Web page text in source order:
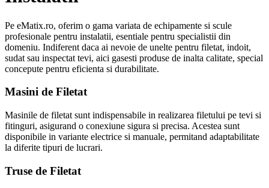
Pe eMatix.ro, oferim o gama variata de echipamente si scule
profesionale pentru instalatii, esentiale pentru specialistii din
domeniu. Indiferent daca ai nevoie de unelte pentru filetat, indoit,
sudat sau inspectat tevi, aici gasesti produse de inalta calitate, special
concepute pentru eficienta si durabilitate.
Masini de Filetat
Masinile de filetat sunt indispensabile in realizarea filetului pe tevi si
fitinguri, asigurand o conexiune sigura si precisa. Acestea sunt
disponibile in variante electrice si manuale, permitand adaptabilitate
la diferite tipuri de lucrari.
Truse de Filetat